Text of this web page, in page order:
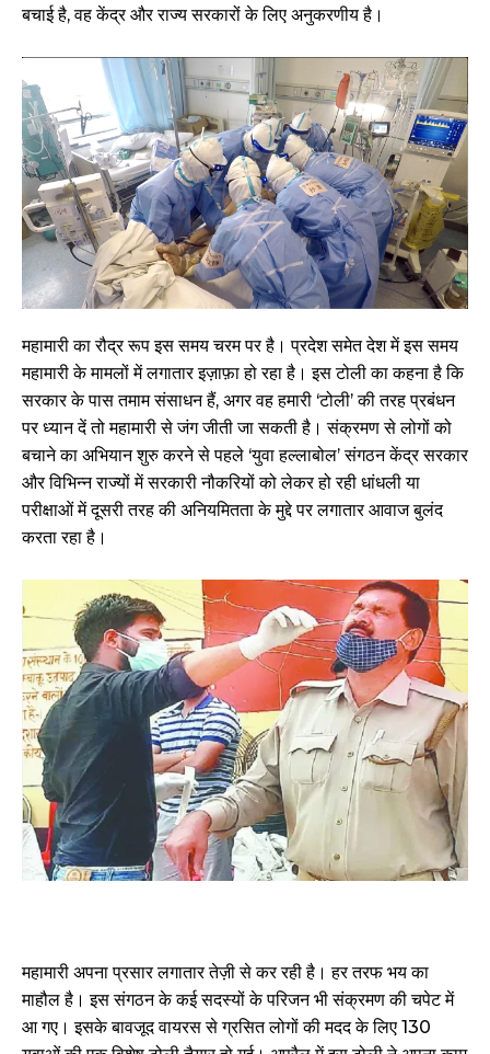
बचाई है, वह केंद्र और राज्य सरकारों के लिए अनुकरणीय है।
महामारी का रौद्र रूप इस समय चरम पर है। प्रदेश समेत देश में इस समय
महामारी के मामलों में लगातार इज़ाफ़ा हो रहा है। इस टोली का कहना है कि
सरकार के पास तमाम संसाधन हैं, अगर वह हमारी ‘टोली’ की तरह प्रबंधन
पर ध्यान दें तो महामारी से जंग जीती जा सकती है। संक्रमण से लोगों को
बचाने का अभियान शुरु करने से पहले ‘युवा हल्लाबोल’ संगठन केंद्र सरकार
और विभिन्न राज्यों में सरकारी नौकरियों को लेकर हो रही धांधली या
परीक्षाओं में दूसरी तरह की अनियमितता के मुद्दे पर लगातार आवाज बुलंद
करता रहा है।
महामारी अपना प्रसार लगातार तेज़ी से कर रही है। हर तरफ भय का
माहौल है। इस संगठन के कई सदस्यों के परिजन भी संक्रमण की चपेट में
आ गए। इसके बावजूद वायरस से ग्रसित लोगों की मदद के लिए 130